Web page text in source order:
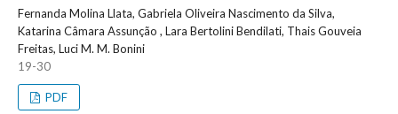
Fernanda Molina Llata, Gabriela Oliveira Nascimento da Silva,
Katarina Câmara Assunção , Lara Bertolini Bendilati, Thais Gouveia
Freitas, Luci M. M. Bonini
19-30
PDF